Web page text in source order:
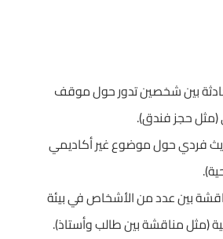
بين شخصين تدور حول موقف
حجز فندق).
فردي حول موضوع غير أكاديمي
بين عدد من الأشخاص في بيئة
(مثل مناقشة بين طالب وأستاذ).